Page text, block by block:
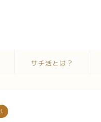
サチ活とは？